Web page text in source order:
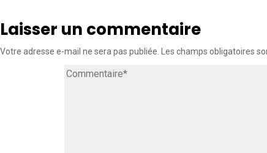
Laisser un commentaire
Votre adresse e-mail ne sera pas publiée. Les champs obligatoires